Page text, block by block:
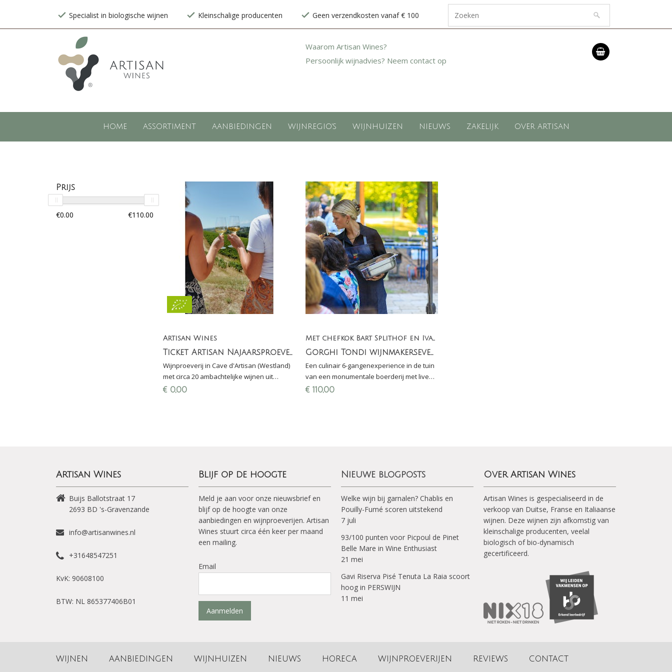
Specialist in biologische wijnen Kleinschalige producenten Geen verzendkosten vanaf € 100
Waarom Artisan Wines?
Persoonlijk wijnadvies? Neem contact op
HOME ASSORTIMENT AANBIEDINGEN WIJNREGIO'S WIJNHUIZEN NIEUWS ZAKELIJK OVER ARTISAN
Prijs
Artisan Wines
Ticket Artisan Najaarsproeverij vrijdag 30 oktober 2026
Wijnproeverij in Cave d'Artisan (Westland)
met circa 20 ambachtelijke wijnen uit
Duitsland, Frankrijk, Italië, Spanje en België
€0,00
Met chefkok Bart Splithof en Ivan Genusso van Gorghi Tondi
Gorghi Tondi wijnmakersevent - Vrijdag 12 september
Een culinair 6-gangenexperience in de tuin
van een monumentale boerderij met live
cooking van Bart Splithof en passende
€110,00
Artisan Wines
Buijs Ballotstraat 17
2693 BD 's-Gravenzande
info@artisanwines.nl
+31648547251
KvK: 90608100
BTW: NL 865377406B01
Blijf op de hoogte
Meld je aan voor onze nieuwsbrief en
blijf op de hoogte van onze
aanbiedingen en wijnproeverijen. Artisan
Wines stuurt circa één keer per maand
een mailing.
Email
Aanmelden
Nieuwe blogposts
Welke wijn bij garnalen? Chablis en
Pouilly-Fumé scoren uitstekend
7 juli
93/100 punten voor Picpoul de Pinet
Belle Mare in Wine Enthusiast
21 mei
Gavi Riserva Pisé Tenuta La Raia scoort
hoog in PERSWIJN
11 mei
Over Artisan Wines
Artisan Wines is gespecialiseerd in de
verkoop van Duitse, Franse en Italiaanse
wijnen. Deze wijnen zijn afkomstig van
kleinschalige producenten, veelal
biologisch of bio-dynamisch
gecertificeerd.
WIJNEN AANBIEDINGEN WIJNHUIZEN NIEUWS HORECA WIJNPROEVERIJEN REVIEWS CONTACT